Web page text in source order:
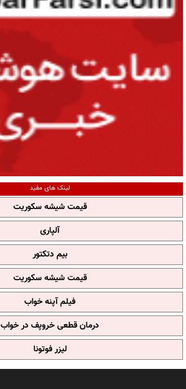
لینک های مفید
قیمت شیشه سکوریت
آلپاری
بیم دتکتور
قیمت شیشه سکوریت
فیلم آپنه خواب
درمان قطعی خروپف در خواب
لیزر فوتونا